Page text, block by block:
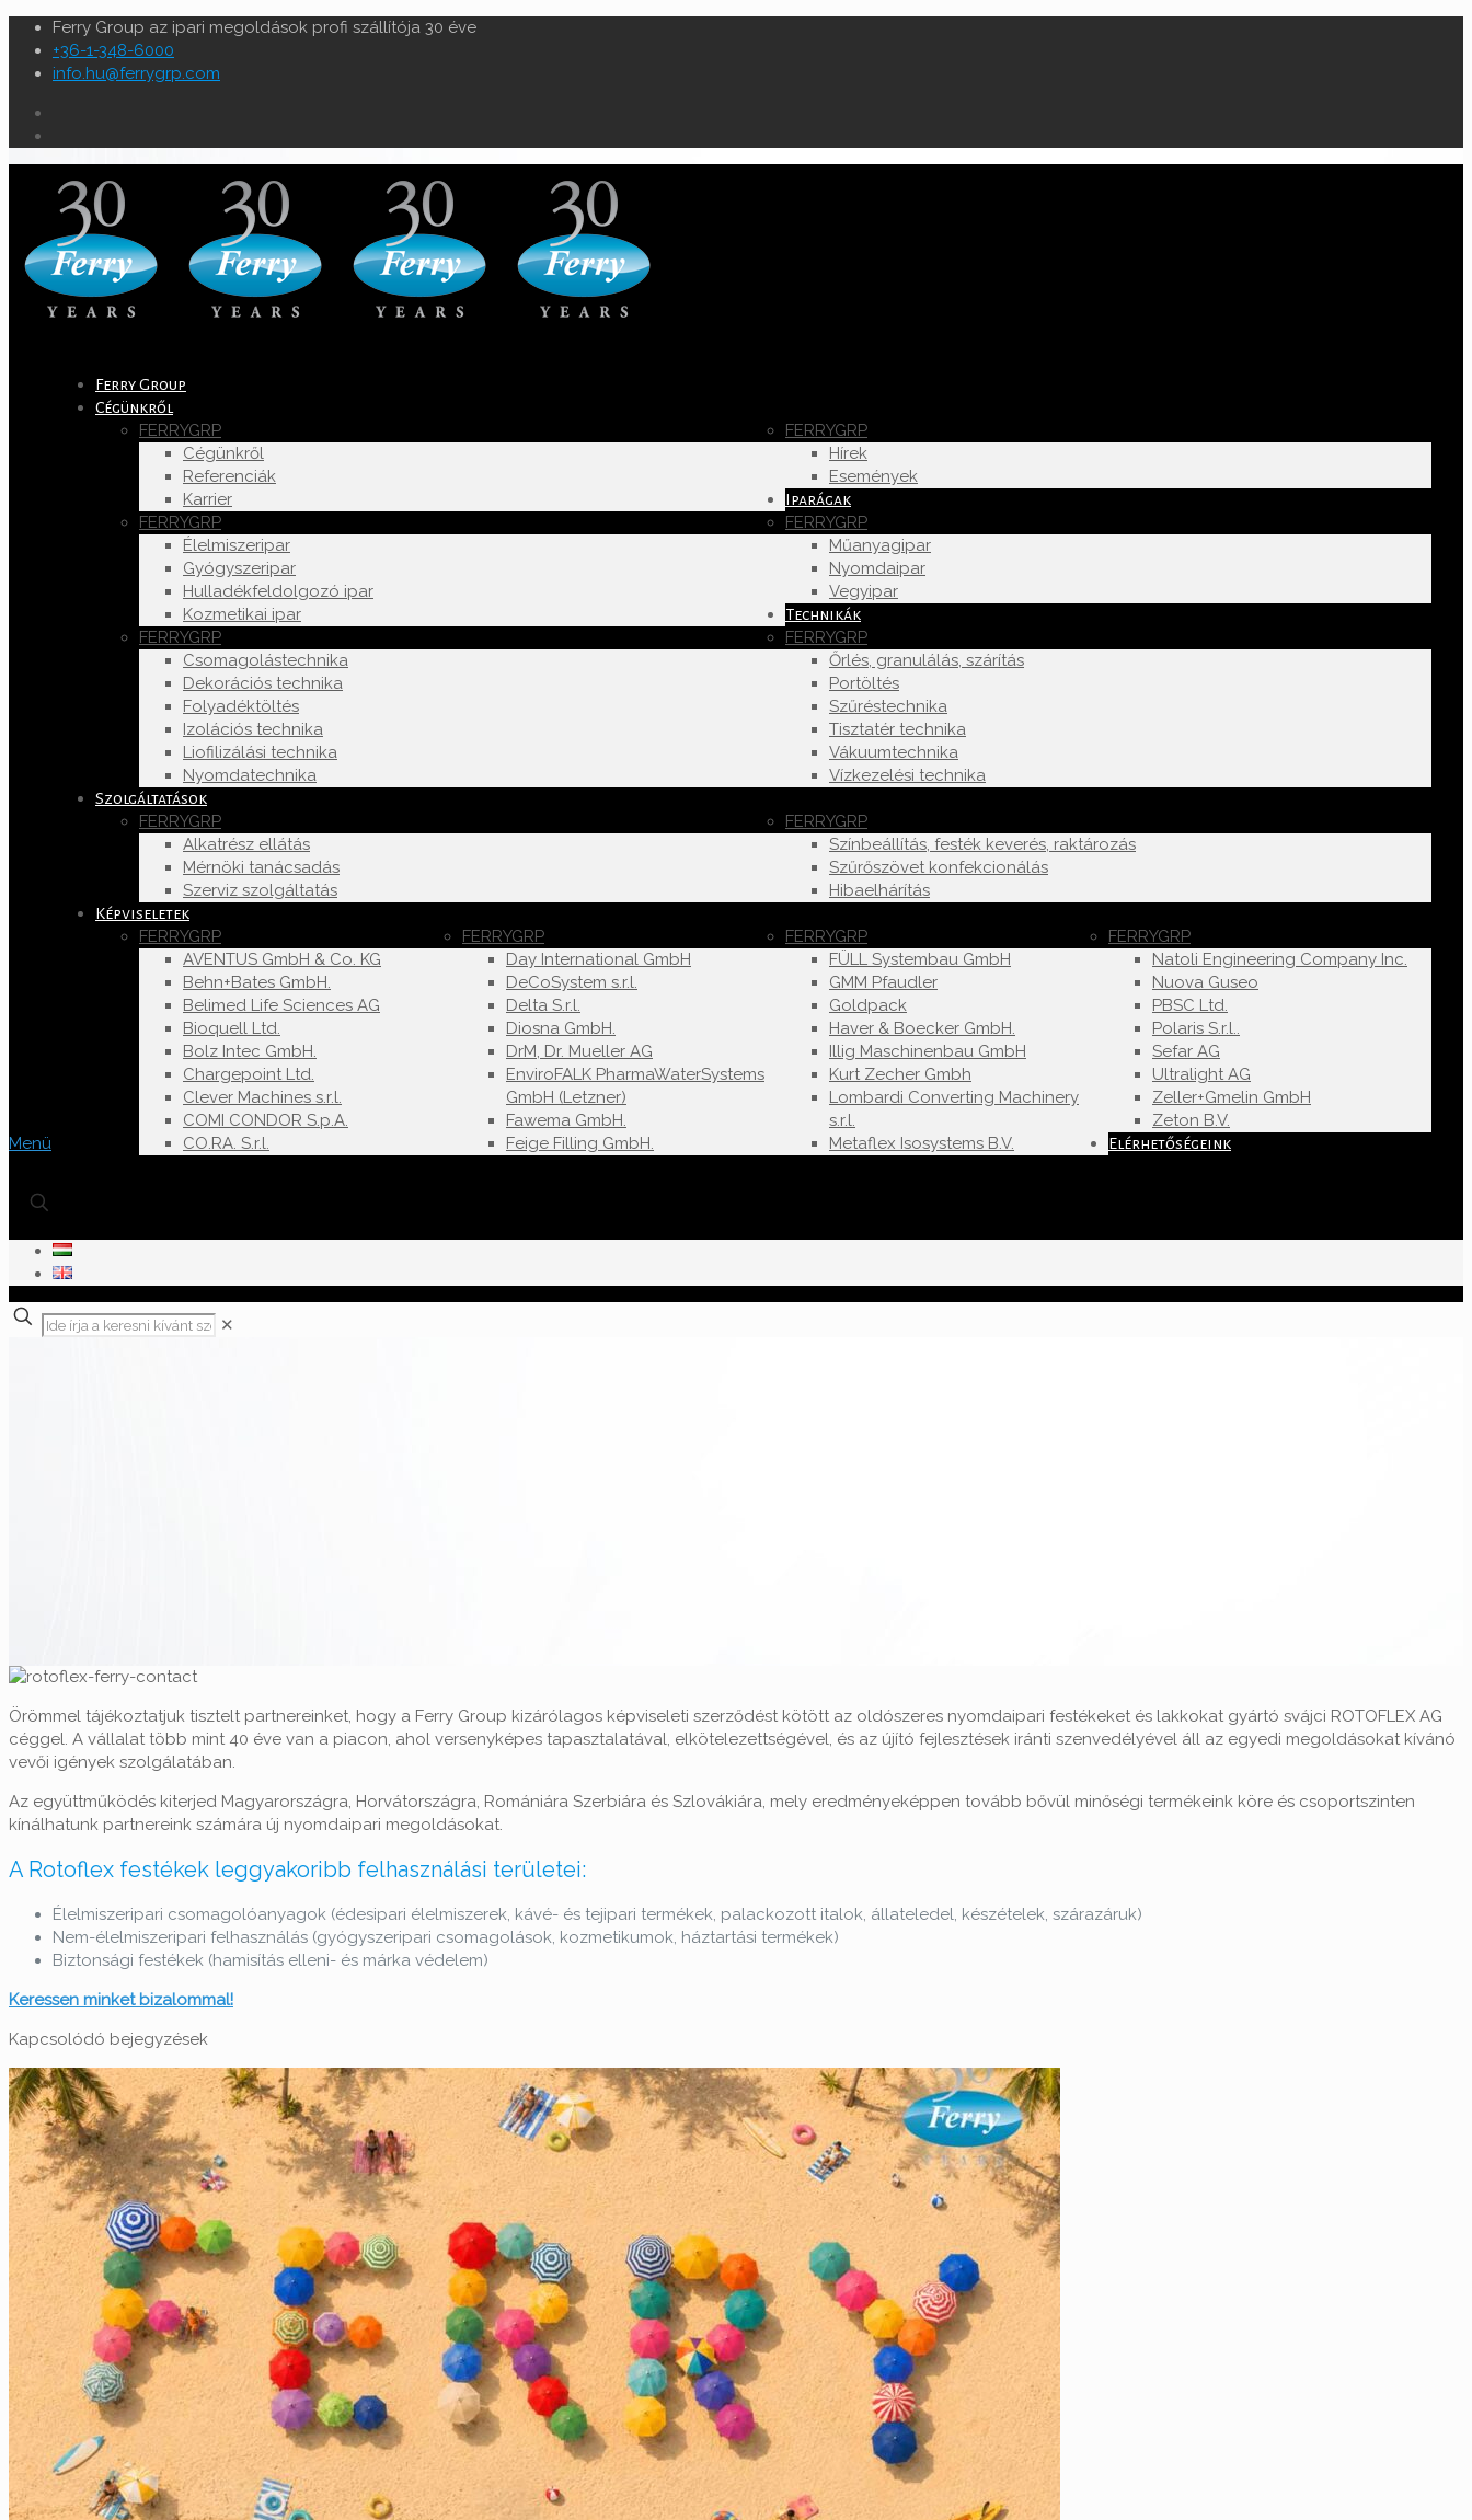
Ferry Group az ipari megoldások profi szállítója 30 éve
+36-1-348-6000
info.hu@ferrygrp.com
Menü
Ferry Group
Cégünkről
FERRYGRP
Cégünkről
Referenciák
Karrier
FERRYGRP
Hírek
Események
Iparágak
FERRYGRP
Élelmiszeripar
Gyógyszeripar
Hulladékfeldolgozó ipar
Kozmetikai ipar
FERRYGRP
Műanyagipar
Nyomdaipar
Vegyipar
Technikák
FERRYGRP
Csomagolástechnika
Dekorációs technika
Folyadéktöltés
Izolációs technika
Liofilizálási technika
Nyomdatechnika
FERRYGRP
Őrlés, granulálás, szárítás
Portöltés
Szűréstechnika
Tisztatér technika
Vákuumtechnika
Vízkezelési technika
Szolgáltatások
FERRYGRP
Alkatrész ellátás
Mérnöki tanácsadás
Szerviz szolgáltatás
FERRYGRP
Színbeállítás, festék keverés, raktározás
Szűrőszövet konfekcionálás
Hibaelhárítás
Képviseletek
FERRYGRP
AVENTUS GmbH & Co. KG
Behn+Bates GmbH.
Belimed Life Sciences AG
Bioquell Ltd.
Bolz Intec GmbH.
Chargepoint Ltd.
Clever Machines s.r.l.
COMI CONDOR S.p.A.
CO.RA. S.r.l.
FERRYGRP
Day International GmbH
DeCoSystem s.r.l.
Delta S.r.l.
Diosna GmbH.
DrM, Dr. Mueller AG
EnviroFALK PharmaWaterSystems
GmbH (Letzner)
Fawema GmbH.
Feige Filling GmbH.
FERRYGRP
FÜLL Systembau GmbH
GMM Pfaudler
Goldpack
Haver & Boecker GmbH.
Illig Maschinenbau GmbH
Kurt Zecher Gmbh
Lombardi Converting Machinery
s.r.l.
Metaflex Isosystems B.V.
FERRYGRP
Natoli Engineering Company Inc.
Nuova Guseo
PBSC Ltd.
Polaris S.r.l..
Sefar AG
Ultralight AG
Zeller+Gmelin GmbH
Zeton B.V.
Elérhetőségeink
✕
Örömmel tájékoztatjuk tisztelt partnereinket, hogy a Ferry Group kizárólagos képviseleti szerződést kötött az oldószeres nyomdaipari festékeket és lakkokat gyártó svájci ROTOFLEX AG
céggel. A vállalat több mint 40 éve van a piacon, ahol versenyképes tapasztalatával, elkötelezettségével, és az újító fejlesztések iránti szenvedélyével áll az egyedi megoldásokat kívánó
vevői igények szolgálatában.
Az együttműködés kiterjed Magyarországra, Horvátországra, Romániára Szerbiára és Szlovákiára, mely eredményeképpen tovább bővül minőségi termékeink köre és csoportszinten
kínálhatunk partnereink számára új nyomdaipari megoldásokat.
A Rotoflex festékek leggyakoribb felhasználási területei:
Élelmiszeripari csomagolóanyagok (édesipari élelmiszerek, kávé- és tejipari termékek, palackozott italok, állateledel, készételek, szárazáruk)
Nem-élelmiszeripari felhasználás (gyógyszeripari csomagolások, kozmetikumok, háztartási termékek)
Biztonsági festékek (hamisítás elleni- és márka védelem)
Keressen minket bizalommal!
Kapcsolódó bejegyzések